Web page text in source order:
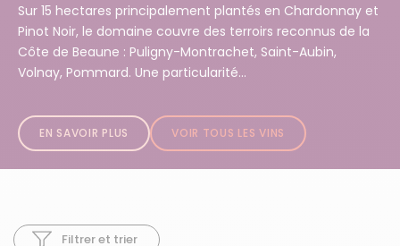
Sur 15 hectares principalement plantés en Chardonnay et
Pinot Noir, le domaine couvre des terroirs reconnus de la
Côte de Beaune : Puligny-Montrachet, Saint-Aubin,
Volnay, Pommard. Une particularité...
EN SAVOIR PLUS VOIR TOUS LES VINS
Filtrer et trier